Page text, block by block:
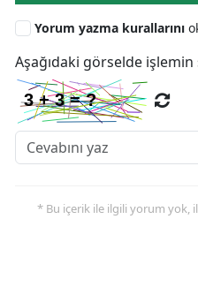
Yorum yazma kurallarını
Aşağıdaki görselde işlemin
* Bu içerik ile ilgili yorum yok,